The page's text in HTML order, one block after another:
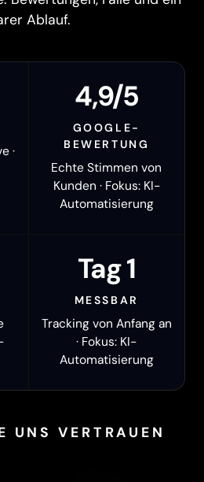
Ablauf.
·
4,9/5
GOOGLE-
BEWERTUNG
Echte Stimmen von
Kunden · Fokus: KI-
Automatisierung
Tag 1
MESSBAR
Tracking von Anfang an
· Fokus: KI-
Automatisierung
UNS VERTRAUEN